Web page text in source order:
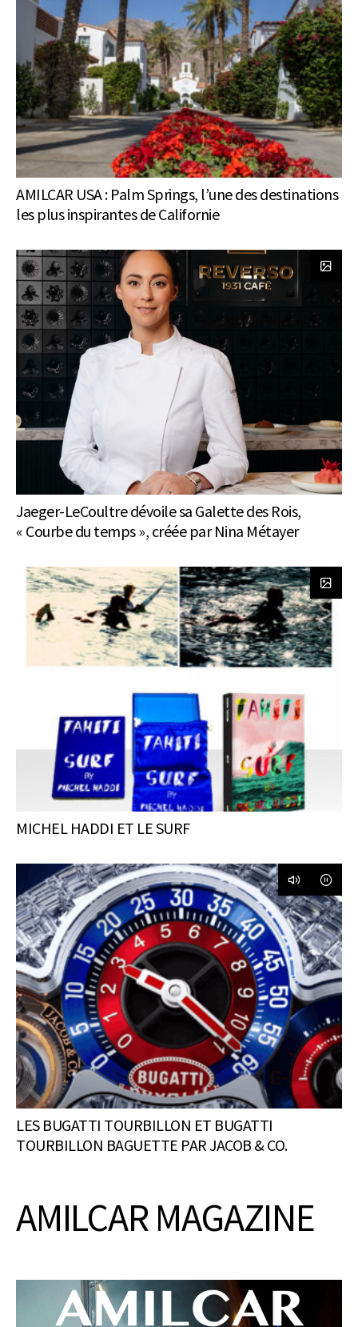
AMILCAR USA : Palm Springs, l’une des destinations
les plus inspirantes de Californie
Jaeger-LeCoultre dévoile sa Galette des Rois,
« Courbe du temps », créée par Nina Métayer
MICHEL HADDI ET LE SURF
LES BUGATTI TOURBILLON ET BUGATTI
TOURBILLON BAGUETTE PAR JACOB & CO.
AMILCAR MAGAZINE